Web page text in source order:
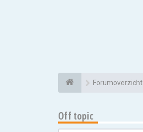
Forumoverzicht
Off topic